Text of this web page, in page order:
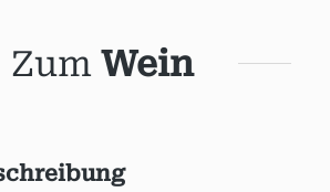
Zum Wein